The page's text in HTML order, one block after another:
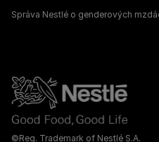
©Reg. Trademark of Nestlé S.A.
Správa Nestlé o genderových